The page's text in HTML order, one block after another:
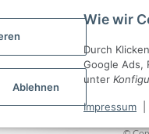
Ablehnen
Wie wir
Durch
Google Ads,
unter
Impressum